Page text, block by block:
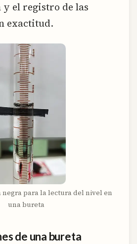
el registro de las
exactitud.
negra para la lectura del nivel en
una bureta
de una bureta